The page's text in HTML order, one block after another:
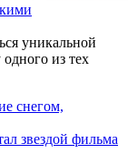
уникальной
одного из тех
снегом,
звездой фильма